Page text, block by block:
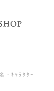
・ｷｬﾗｸﾀｰ